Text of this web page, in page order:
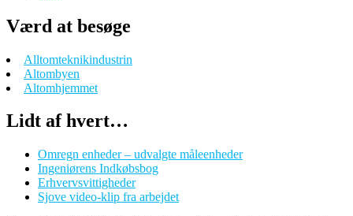
Værd at besøge
Alltomteknikindustrin
Altombyen
Altomhjemmet
Lidt af hvert…
Omregn enheder – udvalgte måleenheder
Ingeniørens Indkøbsbog
Erhvervsvittigheder
Sjove video-klip fra arbejdet